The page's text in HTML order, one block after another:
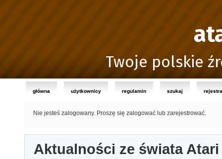
Twoje polskie
główna użytkownicy regulamin szukaj
Nie jesteś zalogowany. Proszę się zalogować lub zarejestrować.
Aktualności ze świata Atari